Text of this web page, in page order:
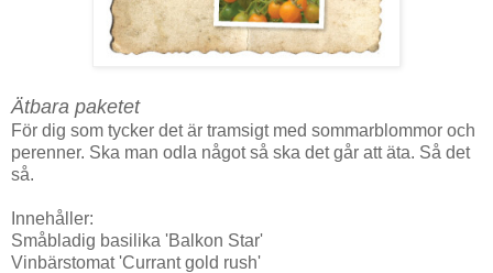
Ätbara paketet
För dig som tycker det är tramsigt med sommarblommor och
perenner. Ska man odla något så ska det går att äta. Så det
så.
Innehåller:
Småbladig basilika 'Balkon Star'
Vinbärstomat 'Currant gold rush'